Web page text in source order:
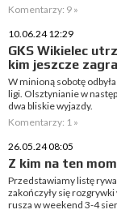
Komentarzy: 9 »
10.06.24 12:29
GKS Wikielec
kim jeszcze
W minioną sobotę
ligi. Olsztynianie w
dwa bliskie wyjazdy.
Komentarzy: 1 »
26.05.24 08:05
Z kim na ten
Przedstawiamy listę
zakończyły się
rusza w weekend 3-4